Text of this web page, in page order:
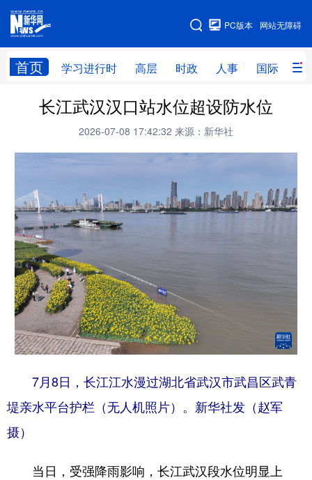
网站无障碍
PC版本
首页 学习进行时 高层 时政 人事 国际 财
网站地图
学习进行时 高层 时政 人事
财经 网评
科技 量子 体育
文化 书画
访谈 图片
法律 中央文件 汽车
食品 人居 信息化
学术中国 乡村振兴 银龄 溯源中国
长江武汉汉口站水位超设防水位
2026-07-08 17:42:32 来源：新华社
7月8日，长江江水漫过湖北省武汉市武昌区武青
堤亲水平台护栏（无人机照片）。新华社发（赵军
摄）
当日，受强降雨影响，长江武汉段水位明显上